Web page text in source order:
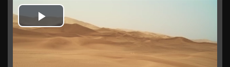
Play
Video